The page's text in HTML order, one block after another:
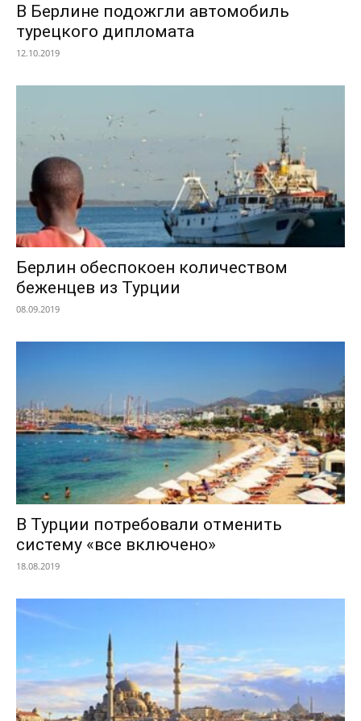
В Берлине подожгли автомобиль
турецкого дипломата
12.10.2019
Берлин обеспокоен количеством
беженцев из Турции
08.09.2019
В Турции потребовали отменить
систему «все включено»
18.08.2019